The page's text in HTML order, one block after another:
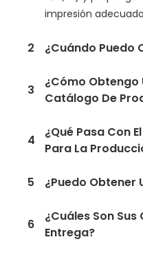
impresión
2 ¿Cuándo Puedo
3
¿Cómo Obtengo
Catálogo De
4
¿Qué Pasa Con
Para La
5 ¿Puedo Obtener
6
¿Cuáles Son
Entrega?